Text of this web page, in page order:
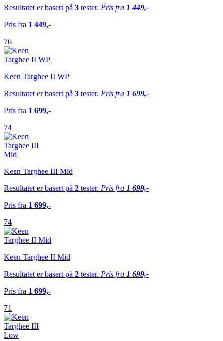
Resultatet er basert på 3 tester. Pris fra 1 449,-
Pris fra 1 449,-
76
Keen Targhee II WP
Resultatet er basert på 3 tester. Pris fra 1 699,-
Pris fra 1 699,-
74
Keen Targhee III Mid
Resultatet er basert på 2 tester. Pris fra 1 699,-
Pris fra 1 699,-
74
Keen Targhee II Mid
Resultatet er basert på 2 tester. Pris fra 1 699,-
Pris fra 1 699,-
71